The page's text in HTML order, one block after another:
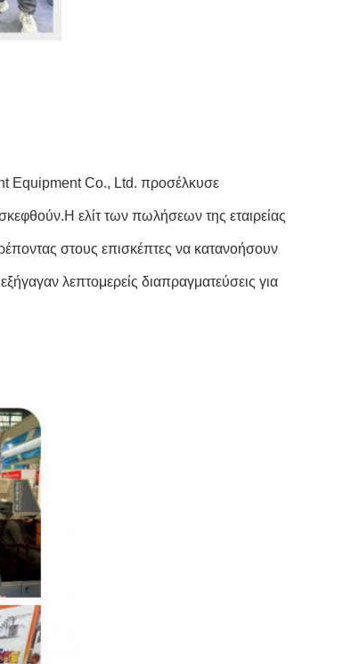
Equipment Co., Ltd. προσέλκυσε
ελίτ των πωλήσεων της εταιρείας
στους επισκέπτες να κατανοήσουν
λεπτομερείς διαπραγματεύσεις για